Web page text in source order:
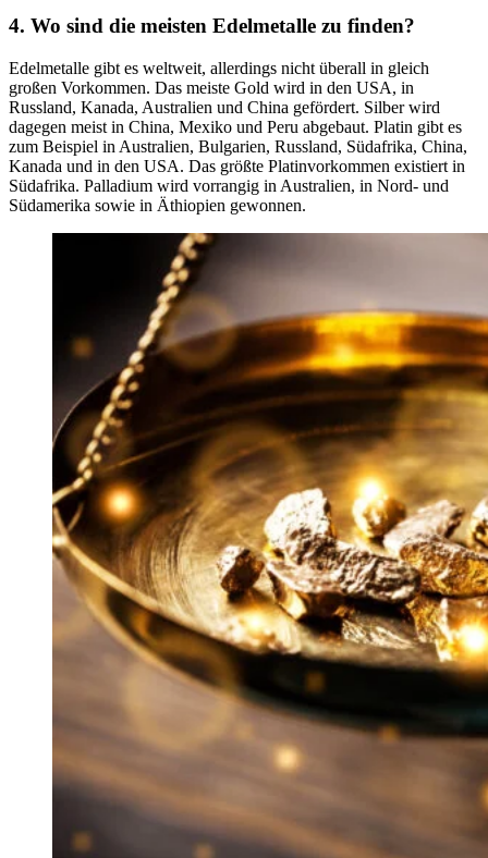
4. Wo sind die meisten Edelmetalle zu finden?
Edelmetalle gibt es weltweit, allerdings nicht überall in gleich
großen Vorkommen. Das meiste Gold wird in den USA, in
Russland, Kanada, Australien und China gefördert. Silber wird
dagegen meist in China, Mexiko und Peru abgebaut. Platin gibt es
zum Beispiel in Australien, Bulgarien, Russland, Südafrika, China,
Kanada und in den USA. Das größte Platinvorkommen existiert in
Südafrika. Palladium wird vorrangig in Australien, in Nord- und
Südamerika sowie in Äthiopien gewonnen.